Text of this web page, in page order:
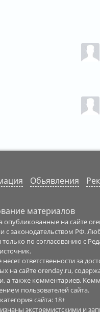
Обьявления
материалов
опубликованные на сайте
с законодательством РФ.
только по согласованию с
несет ответственности за
на сайте orenday.ru,
а также комментариев.
пользователей сайта.
сайта: 18+
экстремистскими и